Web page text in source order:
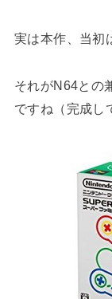
実は本作、当初
それがN64との
ですね（完成し